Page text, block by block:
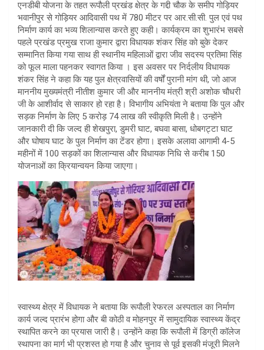
एनडीबी योजना के तहत रूपौली प्रखंड क्षेत्र के गद्दी चौक के समीप गोड़ियर
भवानीपुर से गोड़ियर आदिवासी पथ में 780 मीटर पर आर.सी.सी. पुल एवं पथ
निर्माण कार्य का भव्य शिलान्यास करते हुए कही। कार्यक्रम का शुभारंभ सबसे
पहले प्रखंड प्रमुख राजा कुमार द्वारा विधायक शंकर सिंह को बुके देकर
सम्मानित किया गया साथ ही स्थानीय महिलाओं द्वारा जीव सदस्य प्रतिमा सिंह
को फूल माला पहनकर स्वागत किया । इस अवसर पर निर्दलीय विधायक
शंकर सिंह ने कहा कि यह पुल क्षेत्रवासियों की वर्षों पुरानी मांग थी, जो आज
माननीय मुख्यमंत्री नीतीश कुमार जी और माननीय मंत्री श्री अशोक चौधरी
जी के आशीर्वाद से साकार हो रहा है। विभागीय अभियंता ने बताया कि पुल और
सड़क निर्माण के लिए 5 करोड़ 74 लाख की स्वीकृति मिली है। उन्होंने
जानकारी दी कि जल्द ही शेखपुरा, डुमरी घाट, बघवा बासा, धोबगट्टा घाट
और घोषाय घाट के पुल निर्माण का टेंडर होगा। इसके अलावा आगामी 4-5
महीनों में 100 सड़कों का शिलान्यास और विधायक निधि से करीब 150
योजनाओं का क्रियान्वयन किया जाएगा।
स्वास्थ्य क्षेत्र में विधायक ने बताया कि रूपौली रेफरल अस्पताल का निर्माण
कार्य जल्द प्रारंभ होगा और बी कोठी व मोहनपुर में सामुदायिक स्वास्थ्य केंद्र
स्थापित करने का प्रयास जारी है। उन्होंने कहा कि रूपौली में डिग्री कॉलेज
स्थापना का मार्ग भी प्रशस्त हो गया है और चुनाव से पूर्व इसकी मंजूरी मिलने